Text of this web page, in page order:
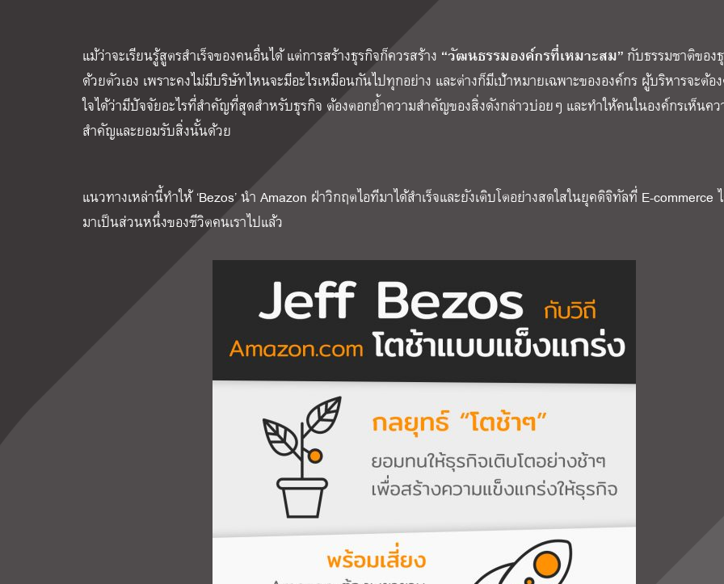
แม้ว่าจะเรียนรู้สูตรสำเร็จของคนอื่นได้ แต่การสร้างธุรกิจก็ควรสร้าง “วัฒนธรรมองค์กรที่เหมาะสม” กับธรรมชาติของ
ด้วยตัวเอง เพราะคงไม่มีบริษัทไหนจะมีอะไรเหมือนกันไปทุกอย่าง และต่างก็มีเป้าหมายเฉพาะขององค์กร ผู้บริหารจะต้อ
ใจได้ว่ามีปัจจัยอะไรที่สำคัญที่สุดสำหรับธุรกิจ ต้องตอกย้ำความสำคัญของสิ่งดังกล่าวบ่อยๆ และทำให้คนในองค์กรเห็นค
สำคัญและยอมรับสิ่งนั้นด้วย
แนวทางเหล่านี้ทำให้ ‘Bezos’ นำ Amazon ฝ่าวิกฤตไอทีมาได้สำเร็จและยังเติบโตอย่างสดใสในยุคดิจิทัลที่ E-commerce
มาเป็นส่วนหนึ่งของชีวิตคนเราไปแล้ว